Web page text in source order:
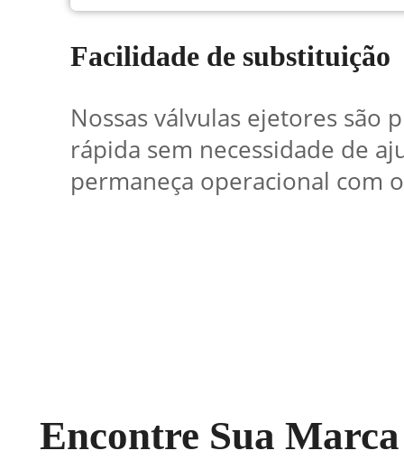
Facilidade de substituição
Nossas válvulas ejetores são
rápida sem necessidade de
permaneça operacional com
Encontre Sua